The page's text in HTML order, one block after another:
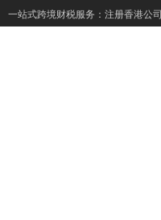
一站式跨境财税服务： 注册香港公司